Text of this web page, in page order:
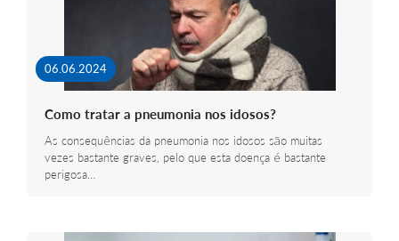
06.06.2024
Como tratar a pneumonia nos idosos?
As consequências da pneumonia nos idosos são muitas
vezes bastante graves, pelo que esta doença é bastante
perigosa…